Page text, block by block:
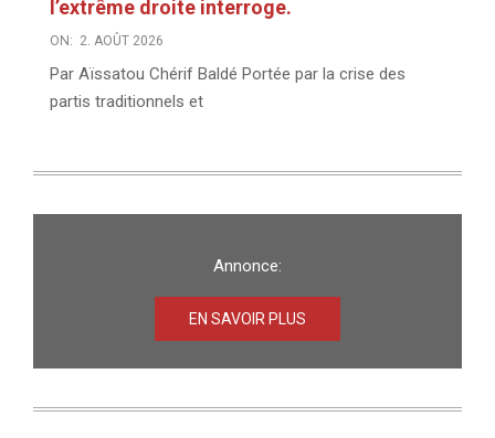
l’extrême droite interroge.
ON: 2. AOÛT 2026
Par Aïssatou Chérif Baldé Portée par la crise des
partis traditionnels et
Annonce:
EN SAVOIR PLUS